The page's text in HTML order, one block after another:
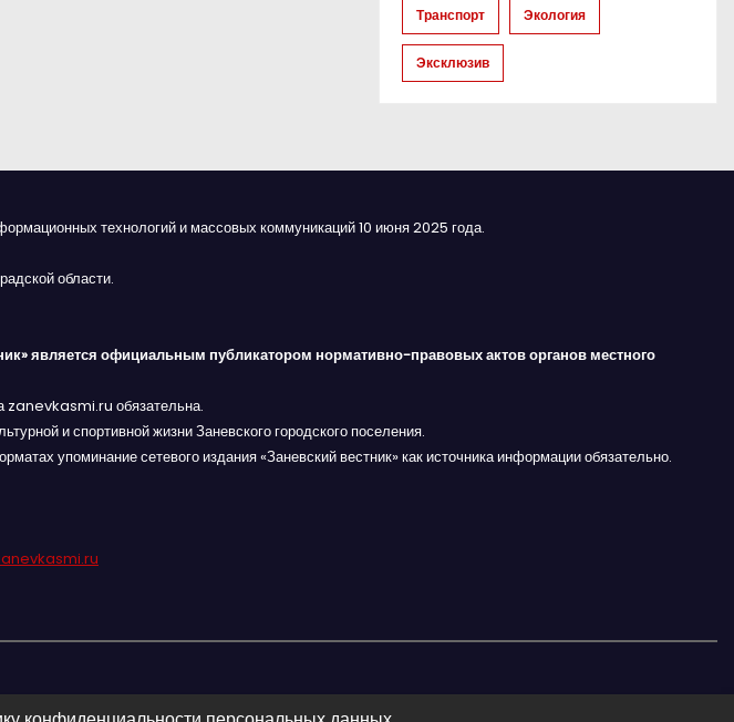
Транспорт Экология
Эксклюзив
технологий и массовых коммуникаций 10 июня 2025 года.
области.
является официальным публикатором нормативно-правовых актов органов местного
zanevkasmi.ru обязательна.
и спортивной жизни Заневского городского поселения.
упоминание сетевого издания «Заневский вестник» как источника информации обязательно.